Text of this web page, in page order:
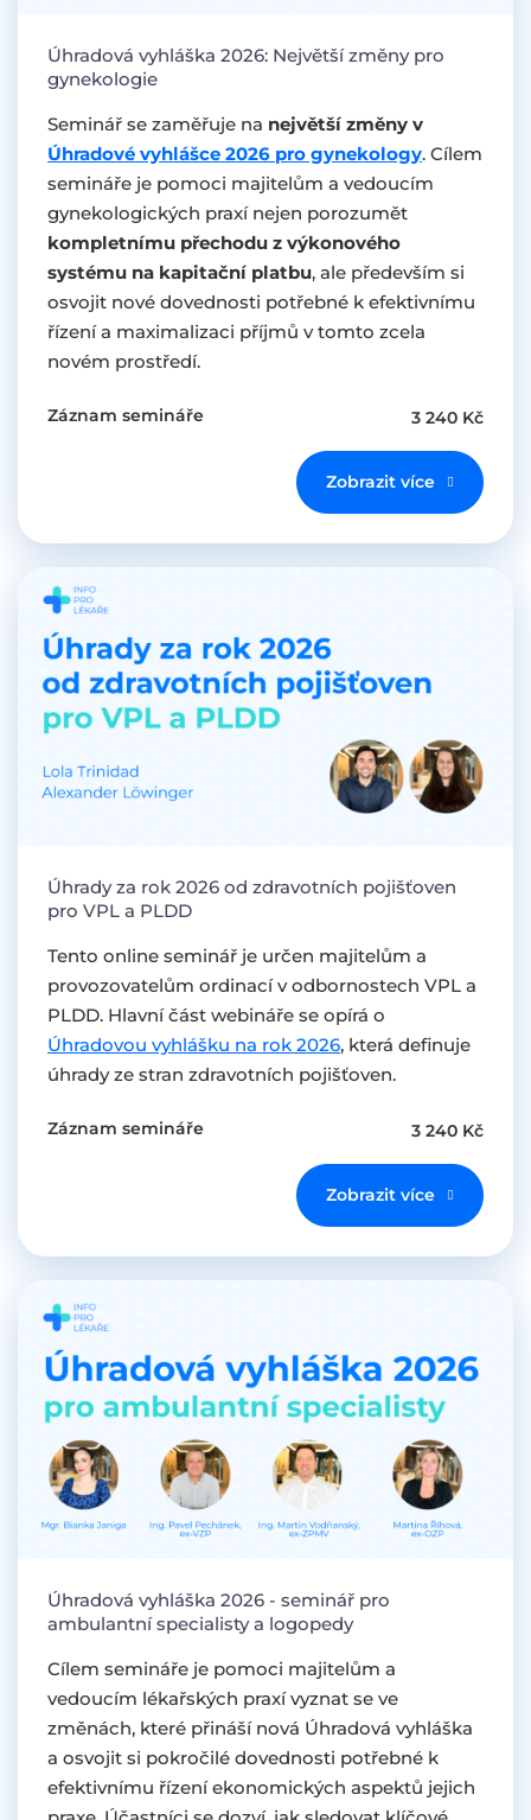
Úhradová vyhláška 2026: Největší změny pro
gynekologie
Seminář se zaměřuje na největší změny v
Úhradové vyhlášce 2026 pro gynekology. Cílem
semináře je pomoci majitelům a vedoucím
gynekologických praxí nejen porozumět
kompletnímu přechodu z výkonového
systému na kapitační platbu, ale především si
osvojit nové dovednosti potřebné k efektivnímu
řízení a maximalizaci příjmů v tomto zcela
novém prostředí.
Záznam semináře 3 240 Kč
Zobrazit více
Úhrady za rok 2026 od zdravotních pojišťoven
pro VPL a PLDD
Tento online seminář je určen majitelům a
provozovatelům ordinací v odbornostech VPL a
PLDD. Hlavní část webináře se opírá o
Úhradovou vyhlášku na rok 2026, která definuje
úhrady ze stran zdravotních pojišťoven.
Záznam semináře 3 240 Kč
Zobrazit více
Úhradová vyhláška 2026 - seminář pro
ambulantní specialisty a logopedy
Cílem semináře je pomoci majitelům a
vedoucím lékařských praxí vyznat se ve
změnách, které přináší nová Úhradová vyhláška
a osvojit si pokročilé dovednosti potřebné k
efektivnímu řízení ekonomických aspektů jejich